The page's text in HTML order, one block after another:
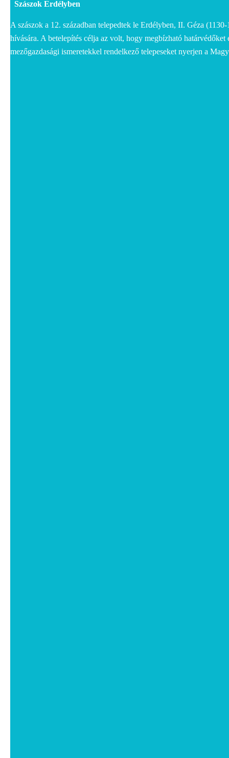
Szászok Erdélyben
A szászok a 12. században telepedtek le Erdélyben, II. Géza
hívására. A betelepítés célja az volt, hogy megbízható határvédőket
mezőgazdasági ismeretekkel rendelkező telepeseket nyerjen a